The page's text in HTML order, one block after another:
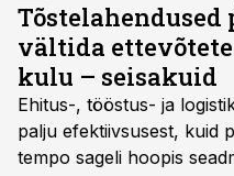
Tõstelahendused
vältida
kulu – seisakuid
Ehitus-, tööstus- ja
palju efektiivsusest, kuid
tempo sageli hoopis